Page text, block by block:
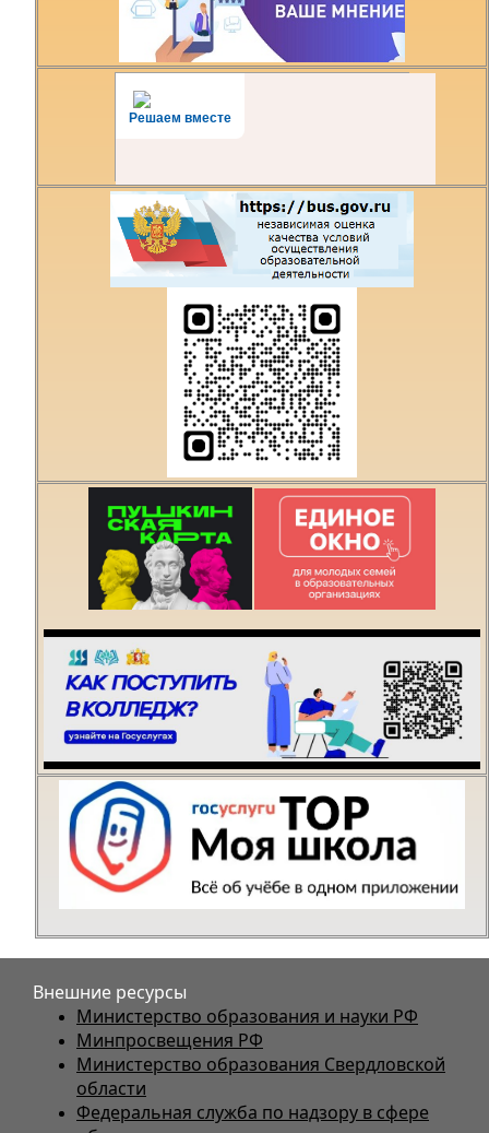
Решаем вместе
Есть предложения по
организации учебного
процесса или знаете,
как сделать техникум
лучше?
Написать о проблеме
Внешние ресурсы
Министерство образования и науки РФ
Минпросвещения РФ
Министерство образования Свердловской
области
Федеральная служба по надзору в сфере